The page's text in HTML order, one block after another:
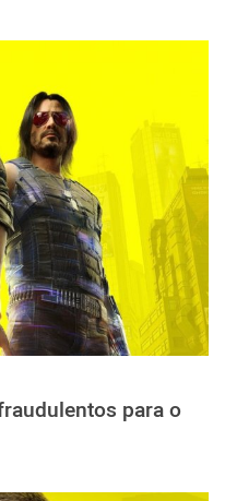
para o